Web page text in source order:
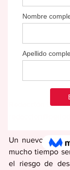
Redacción
Un nuevo
mucho tiempo
el riesgo de